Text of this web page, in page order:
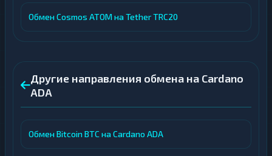
Обмен Cosmos ATOM на Tether TRC20
Другие направления обмена на Cardano
ADA
Обмен Bitcoin BTC на Cardano ADA